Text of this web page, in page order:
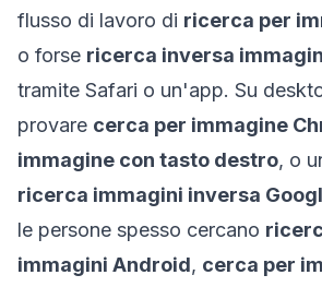
flusso di lavoro di ricerca per
o forse ricerca inversa
tramite Safari o un'app. Su
provare cerca per immagine
immagine con tasto destro, o
ricerca immagini inversa
le persone spesso cercano
immagini Android, cerca per